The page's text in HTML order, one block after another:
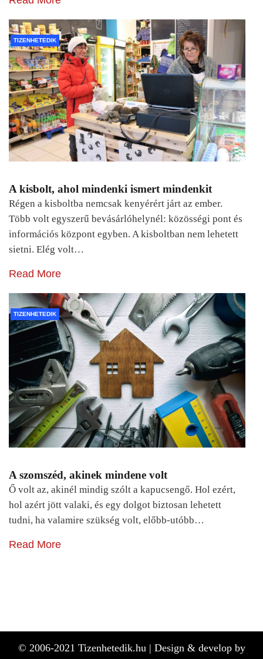
TIZENHETEDIK
A kisbolt, ahol mindenki ismert mindenkit
Régen a kisboltba nemcsak kenyérért járt az ember.
Több volt egyszerű bevásárlóhelynél: közösségi pont és
információs központ egyben. A kisboltban nem lehetett
sietni. Elég volt…
Read More
TIZENHETEDIK
A szomszéd, akinek mindene volt
Ő volt az, akinél mindig szólt a kapucsengő. Hol ezért,
hol azért jött valaki, és egy dolgot biztosan lehetett
tudni, ha valamire szükség volt, előbb-utóbb…
Read More
© 2006-2021 Tizenhetedik.hu | Design & develop by